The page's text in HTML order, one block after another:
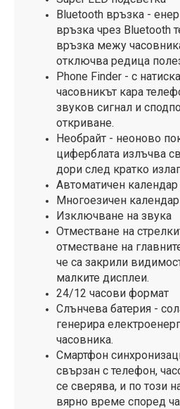
Bluetooth връзка -
връзка чрез Bluetooth
връзка межу
отключва редица
Phone Finder - с
часовникът кара
звуков сигнал и
откриване.
Необрайт - неоново
циферблата излъчва
дори след кратко
Автоматичен календар
Многоезичен календар
Изключване на звука
Отместване на
отместване на
че са закрили
малките дисплеи.
24/12 часови формат
Слънчева батерия -
генерира
часовника.
Смартфон
свързан с телефон,
се сверява, и по този
вярно време според